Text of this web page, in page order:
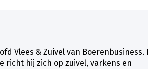
Vlees & Zuivel van Boerenbusiness.
richt hij zich op zuivel, varkens en